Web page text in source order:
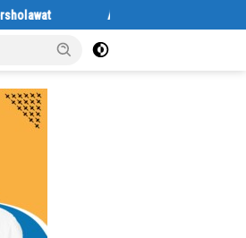
Abaikan Hari Libur, Pasiter Kodim